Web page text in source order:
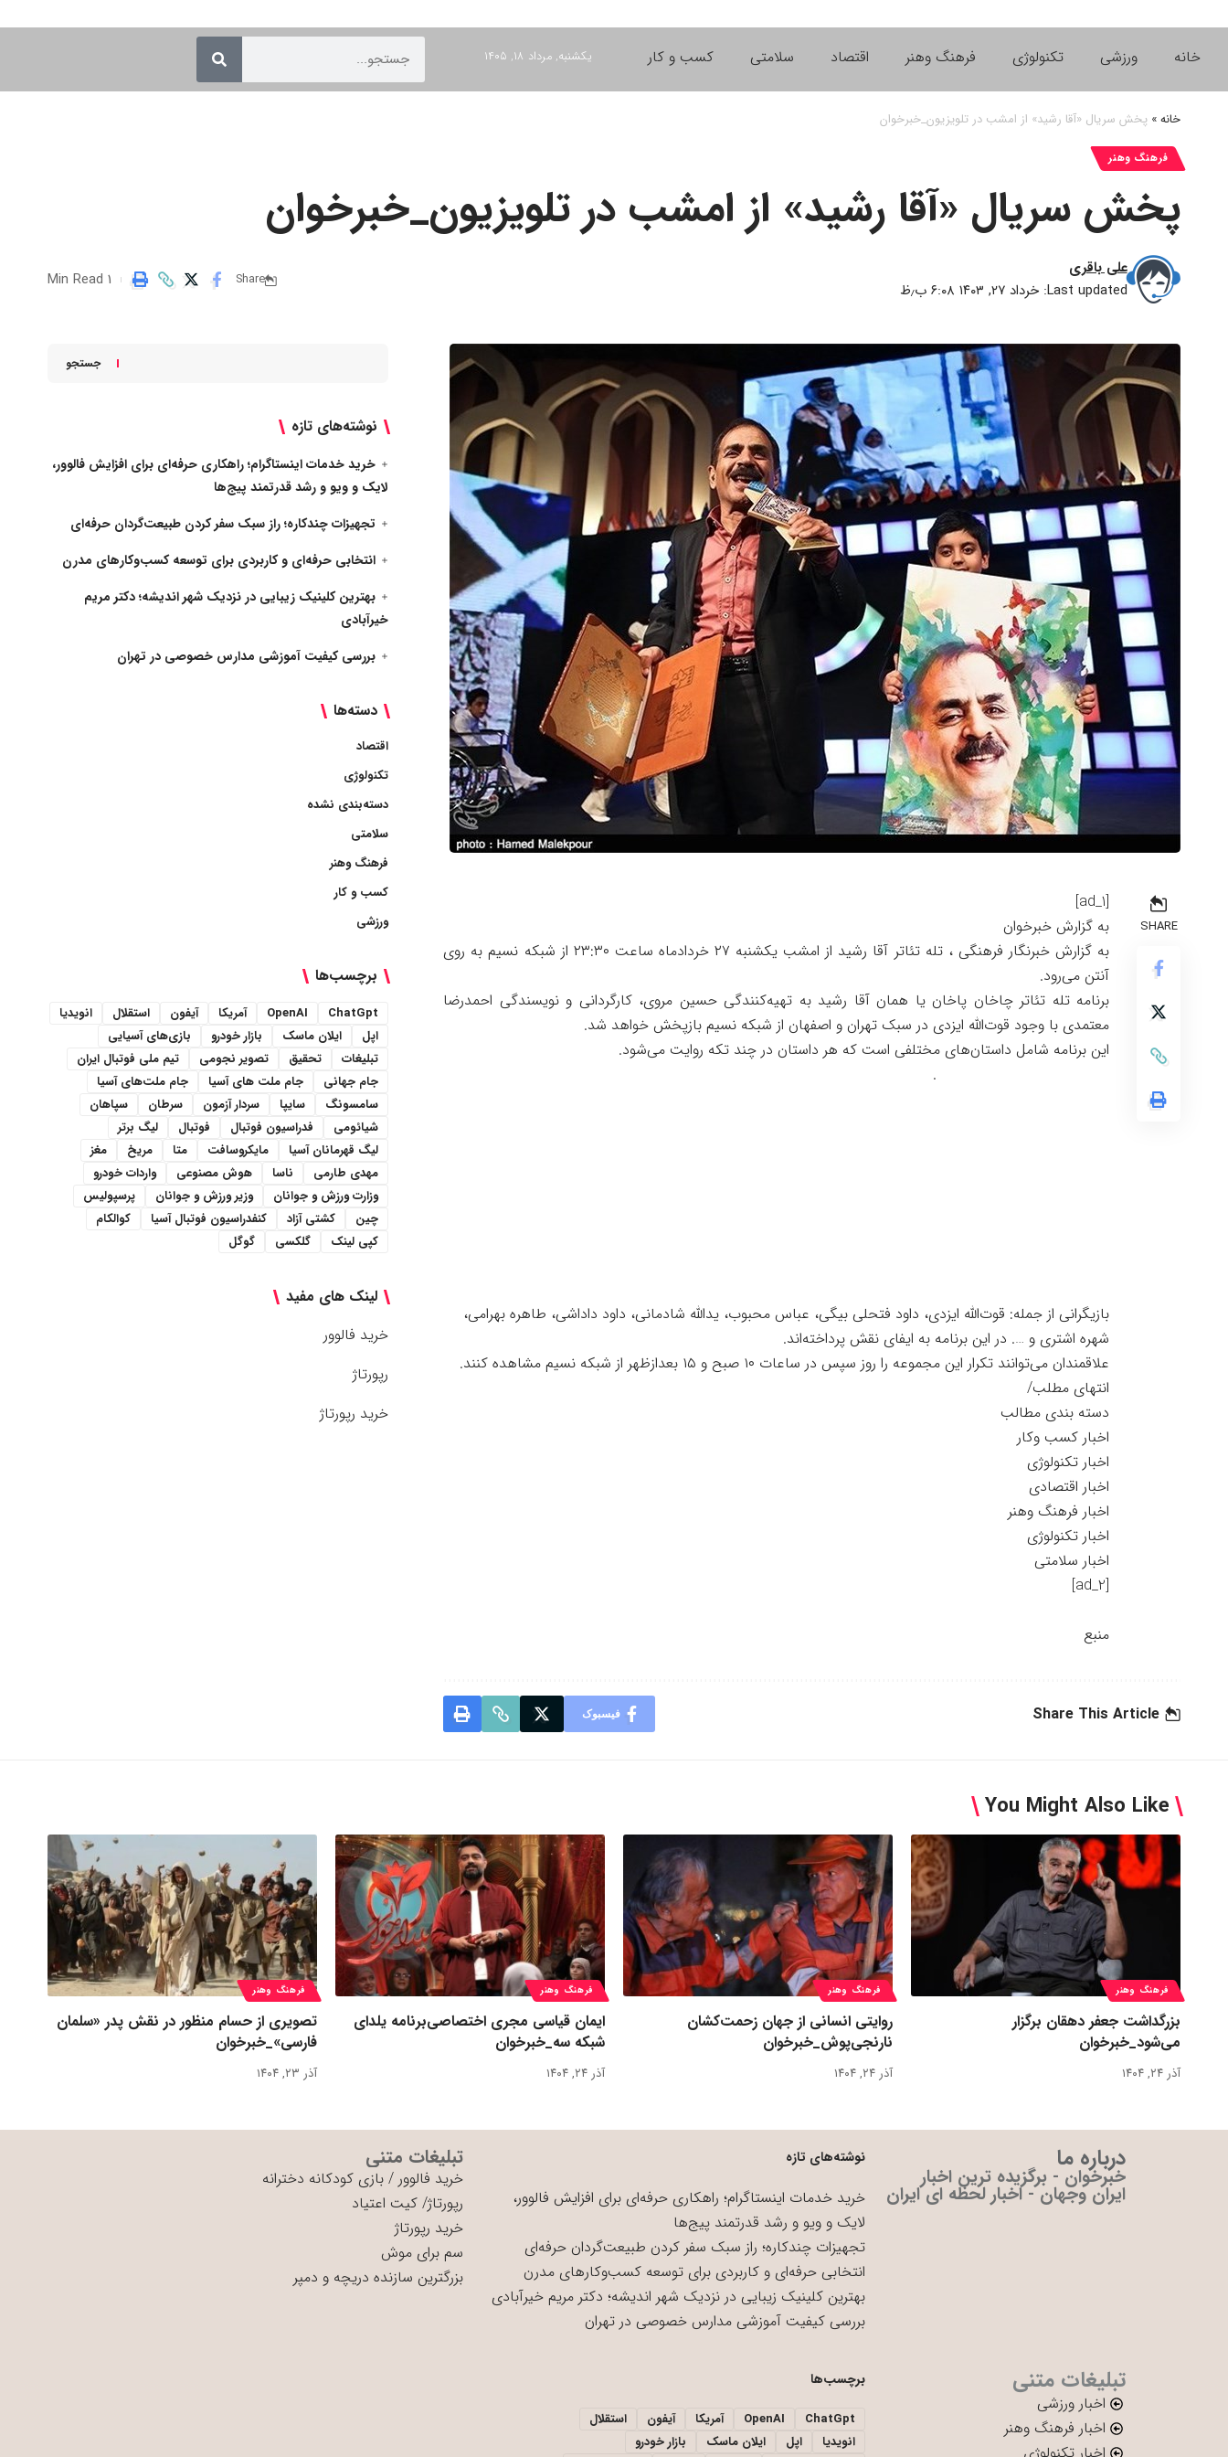
خانه ورزشی تکنولوژی فرهنگ وهنر اقتصاد سلامتی کسب و کار یکشنبه, مرداد ۱۸, ۱۴۰۵
خانه» پخش سریال «آقا رشید» از امشب در تلویزیون_خبرخوان
فرهنگ وهنر
پخش سریال «آقا رشید» از امشب در تلویزیون_خبرخوان
Last updated: خرداد ۲۷, ۱۴۰۳ ۶:۰۸ ب٫ظ
علی باقری
Share
1 Min Read
SHARE
[ad_1]
به گزارش خبرخوان
به گزارش خبرنگار فرهنگی ، تله تئاتر آقا رشید از امشب یکشنبه ۲۷ خردادماه ساعت ۲۳:۳۰ از شبکه نسیم به روی
آنتن می‌رود.
برنامه تله تئاتر چاخان پاخان یا همان آقا رشید به تهیه‌کنندگی حسین مروی، کارگردانی و نویسندگی احمدرضا
معتمدی با وجود قوت‌الله ایزدی در سبک تهران و اصفهان از شبکه نسیم بازپخش خواهد شد.
این برنامه شامل داستان‌های مختلفی است که هر داستان در چند تکه روایت می‌شود.
.
بازیگرانی از جمله: قوت‌الله ایزدی، داود فتحلی بیگی، عباس محبوب، یدالله شادمانی، داود داداشی، طاهره بهرامی،
شهره اشتری و …. در این برنامه به ایفای نقش پرداخته‌اند.
علاقمندان می‌توانند تکرار این مجموعه را روز سپس در ساعات ۱۰ صبح و ۱۵ بعدازظهر از شبکه نسیم مشاهده کنند.
انتهای مطلب/
دسته بندی مطالب
اخبار کسب وکار
اخبار تکنولوژی
اخبار اقتصادی
اخبار فرهنگ وهنر
اخبار تکنولوژی
اخبار سلامتی
[ad_2]
منبع
Share This Article فیسبوک
جستجو
نوشته‌های تازه
خرید خدمات اینستاگرام؛ راهکاری حرفه‌ای برای افزایش فالوور،
لایک و ویو و رشد قدرتمند پیج‌ها
تجهیزات چندکاره؛ راز سبک سفر کردن طبیعت‌گردان حرفه‌ای
انتخابی حرفه‌ای و کاربردی برای توسعه کسب‌وکارهای مدرن
بهترین کلینیک زیبایی در نزدیک شهر اندیشه؛ دکتر مریم
خیرآبادی
بررسی کیفیت آموزشی مدارس خصوصی در تهران
دسته‌ها
اقتصاد
تکنولوژی
دسته‌بندی نشده
سلامتی
فرهنگ وهنر
کسب و کار
ورزشی
برچسب‌ها
ChatGpt
OpenAI آمریکا آیفون استقلال
انویدیا
اپل
ایلان ماسک بازار خودرو
بازی‌های آسیایی
تبلیغات
تحقیق تصویر نجومی
تیم ملی فوتبال ایران
جام جهانی
جام ملت های آسیا
جام ملت‌های آسیا
سامسونگ
سایپا سردار آزمون سرطان
سپاهان
شیائومی
فدراسیون فوتبال فوتبال
لیگ برتر
لیگ قهرمانان آسیا
مایکروسافت متا مریخ
مغز
مهدی طارمی
ناسا هوش مصنوعی
واردات خودرو
وزارت ورزش و جوانان
وزیر ورزش و جوانان
پرسپولیس
چین
کشتی آزاد کنفدراسیون فوتبال آسیا
کوالکام
کپی لینک
گلکسی گوگل
لینک های مفید
خرید فالوور
رپورتاژ
خرید رپورتاژ
You Might Also Like
فرهنگ وهنر
بزرگداشت جعفر دهقان برگزار
می‌شود_خبرخوان
آذر ۲۴, ۱۴۰۴
فرهنگ وهنر
روایتی انسانی از جهان زحمت‌کشان
نارنجی‌پوش_خبرخوان
آذر ۲۴, ۱۴۰۴
فرهنگ وهنر
ایمان قیاسی مجری اختصاصی‌برنامه یلدای
شبکه سه_خبرخوان
آذر ۲۴, ۱۴۰۴
فرهنگ وهنر
تصویری از حسام منظور در نقش پدر «سلمان
فارسی»_خبرخوان
آذر ۲۳, ۱۴۰۴
درباره ما
خبرخوان - برگزیده ترین اخبار
ایران وجهان - اخبار لحظه ای ایران
نوشته‌های تازه
خرید خدمات اینستاگرام؛ راهکاری حرفه‌ای برای افزایش فالوور،
لایک و ویو و رشد قدرتمند پیج‌ها
تجهیزات چندکاره؛ راز سبک سفر کردن طبیعت‌گردان حرفه‌ای
انتخابی حرفه‌ای و کاربردی برای توسعه کسب‌وکارهای مدرن
بهترین کلینیک زیبایی در نزدیک شهر اندیشه؛ دکتر مریم خیرآبادی
بررسی کیفیت آموزشی مدارس خصوصی در تهران
تبلیغات متنی
خرید فالوور /بازی کودکانه دخترانه
رپورتاژ/کیت اعتیاد
خرید رپورتاژ
سم برای موش
بزرگترین سازنده دریچه و دمپر
تبلیغات متنی
اخبار ورزشی
اخبار فرهنگ وهنر
برچسب‌ها
ChatGpt
OpenAI آمریکا آیفون
استقلال
انویدیا
اپل ایلان ماسک
بازار خودرو